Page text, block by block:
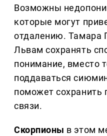
Возможны
которые могут
отдалению. Тамара
Львам сохранять
понимание, вместо
поддаваться
поможет сохранить
связи.
Скорпионы в этом